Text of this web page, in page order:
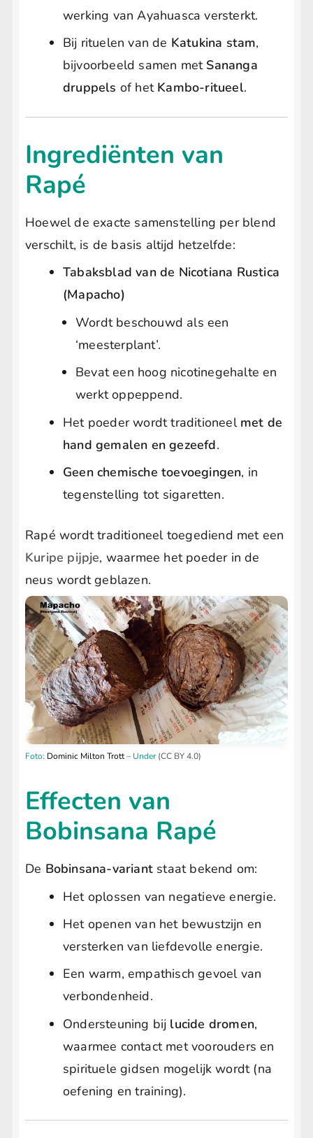
werking van Ayahuasca versterkt.
Bij rituelen van de Katukina stam,
bijvoorbeeld samen met Sananga
druppels of het Kambo-ritueel.
Ingrediënten van
Rapé
Hoewel de exacte samenstelling per blend
verschilt, is de basis altijd hetzelfde:
Tabaksblad van de Nicotiana Rustica
(Mapacho)
Wordt beschouwd als een
‘meesterplant’.
Bevat een hoog nicotinegehalte en
werkt oppeppend.
Het poeder wordt traditioneel met de
hand gemalen en gezeefd.
Geen chemische toevoegingen, in
tegenstelling tot sigaretten.
Rapé wordt traditioneel toegediend met een
Kuripe pijpje, waarmee het poeder in de
neus wordt geblazen.
Foto: Dominic Milton Trott– Under(CC BY 4.0)
Effecten van
Bobinsana Rapé
De Bobinsana-variant staat bekend om:
Het oplossen van negatieve energie.
Het openen van het bewustzijn en
versterken van liefdevolle energie.
Een warm, empathisch gevoel van
verbondenheid.
Ondersteuning bij lucide dromen,
waarmee contact met voorouders en
spirituele gidsen mogelijk wordt (na
oefening en training).